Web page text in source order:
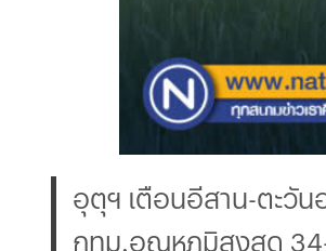
อุตุฯ เตือนอีสาน-ตะวั
กทม.อุณหภูมิสูงสุด 34-